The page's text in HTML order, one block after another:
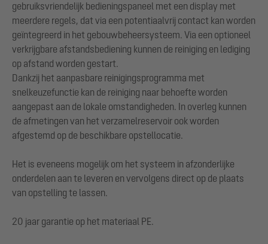
gebruiksvriendelijk bedieningspaneel met een display met
meerdere regels, dat via een potentiaalvrij contact kan worden
geïntegreerd in het gebouwbeheersysteem. Via een optioneel
verkrijgbare afstandsbediening kunnen de reiniging en lediging
op afstand worden gestart.
Dankzij het aanpasbare reinigingsprogramma met
snelkeuzefunctie kan de reiniging naar behoefte worden
aangepast aan de lokale omstandigheden. In overleg kunnen
de afmetingen van het verzamelreservoir ook worden
afgestemd op de beschikbare opstellocatie.
Het is eveneens mogelijk om het systeem in afzonderlijke
onderdelen aan te leveren en vervolgens direct op de plaats
van opstelling te lassen.
20 jaar garantie op het materiaal PE.